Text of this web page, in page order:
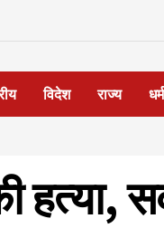
विदेश राज्य धर्म
हत्या,